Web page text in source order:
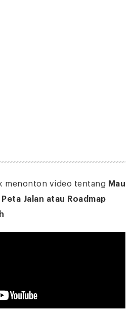
menonton video tentang Mau
Jalan atau Roadmap